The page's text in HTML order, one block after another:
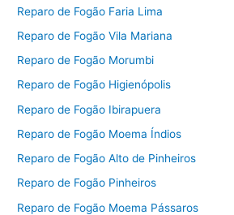
Reparo de Fogão Faria Lima
Reparo de Fogão Vila Mariana
Reparo de Fogão Morumbi
Reparo de Fogão Higienópolis
Reparo de Fogão Ibirapuera
Reparo de Fogão Moema Índios
Reparo de Fogão Alto de Pinheiros
Reparo de Fogão Pinheiros
Reparo de Fogão Moema Pássaros